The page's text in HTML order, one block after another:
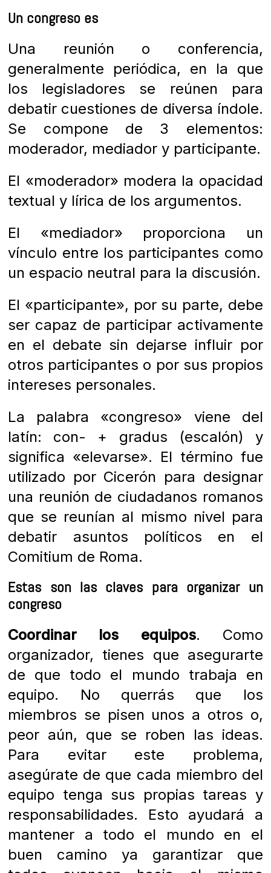
Un congreso es
Una reunión o conferencia,
generalmente periódica, en la que
los legisladores se reúnen para
debatir cuestiones de diversa índole.
Se compone de 3 elementos:
moderador, mediador y participante.
El «moderador» modera la opacidad
textual y lírica de los argumentos.
El «mediador» proporciona un
vínculo entre los participantes como
un espacio neutral para la discusión.
El «participante», por su parte, debe
ser capaz de participar activamente
en el debate sin dejarse influir por
otros participantes o por sus propios
intereses personales.
La palabra «congreso» viene del
latín: con- + gradus (escalón) y
significa «elevarse». El término fue
utilizado por Cicerón para designar
una reunión de ciudadanos romanos
que se reunían al mismo nivel para
debatir asuntos políticos en el
Comitium de Roma.
Estas son las claves para organizar un
congreso
Coordinar los equipos. Como
organizador, tienes que asegurarte
de que todo el mundo trabaja en
equipo. No querrás que los
miembros se pisen unos a otros o,
peor aún, que se roben las ideas.
Para evitar este problema,
asegúrate de que cada miembro del
equipo tenga sus propias tareas y
responsabilidades. Esto ayudará a
mantener a todo el mundo en el
buen camino ya garantizar que